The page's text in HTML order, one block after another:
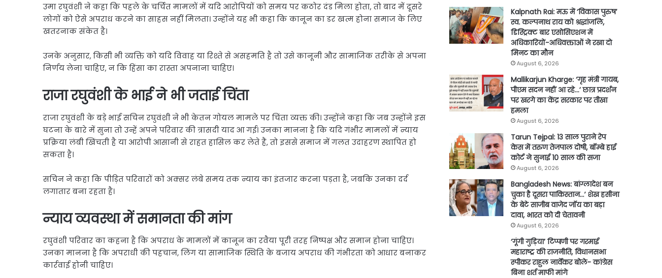
उमा रघुवंशी ने कहा कि पहले के चर्चित मामलों में यदि आरोपियों को समय पर कठोर दंड मिला होता, तो बाद में दूसरे
लोगों को ऐसे अपराध करने का साहस नहीं मिलता। उन्होंने यह भी कहा कि कानून का डर खत्म होना समाज के लिए
खतरनाक संकेत है।
उनके अनुसार, किसी भी व्यक्ति को यदि विवाह या रिश्ते से असहमति है तो उसे कानूनी और सामाजिक तरीके से अपना
निर्णय लेना चाहिए, न कि हिंसा का रास्ता अपनाना चाहिए।
राजा रघुवंशी के भाई ने भी जताई चिंता
राजा रघुवंशी के बड़े भाई सचिन रघुवंशी ने भी केतन गोयल मामले पर चिंता व्यक्त की। उन्होंने कहा कि जब उन्होंने इस
घटना के बारे में सुना तो उन्हें अपने परिवार की त्रासदी याद आ गई। उनका मानना है कि यदि गंभीर मामलों में न्याय
प्रक्रिया लंबी खिंचती है या आरोपी आसानी से राहत हासिल कर लेते हैं, तो इससे समाज में गलत उदाहरण स्थापित हो
सकता है।
सचिन ने कहा कि पीड़ित परिवारों को अक्सर लंबे समय तक न्याय का इंतजार करना पड़ता है, जबकि उनका दर्द
लगातार बना रहता है।
न्याय व्यवस्था में समानता की मांग
रघुवंशी परिवार का कहना है कि अपराध के मामलों में कानून का रवैया पूरी तरह निष्पक्ष और समान होना चाहिए।
उनका मानना है कि अपराधी की पहचान, लिंग या सामाजिक स्थिति के बजाय अपराध की गंभीरता को आधार बनाकर
कार्रवाई होनी चाहिए।
Kalpnath Rai: मऊ में ‘विकास पुरुष’
स्व. कल्पनाथ राय को श्रद्धांजलि,
डिस्ट्रिक्ट बार एसोसिएशन में
अधिकारियों-अधिवक्ताओं ने रखा दो
मिनट का मौन
August 6, 2026
Mallikarjun Kharge: ‘गृह मंत्री गायब,
पीएम सदन नहीं आ रहे…’ छात्र प्रदर्शन
पर खरगे का केंद्र सरकार पर तीखा
हमला
August 6, 2026
Tarun Tejpal: 13 साल पुराने रेप
केस में तरुण तेजपाल दोषी, बॉम्बे हाई
कोर्ट ने सुनाई 10 साल की सजा
August 6, 2026
Bangladesh News: बांग्लादेश बन
चुका है दूसरा पाकिस्तान…’ शेख हसीना
के बेटे साजीब वाजेद जॉय का बड़ा
दावा, भारत को दी चेतावनी
August 6, 2026
‘गूंगी गुड़िया’ टिप्पणी पर गरमाई
महाराष्ट्र की राजनीति, विधानसभा
स्पीकर राहुल नार्वेकर बोले- कांग्रेस
बिना शर्त माफी मांगे